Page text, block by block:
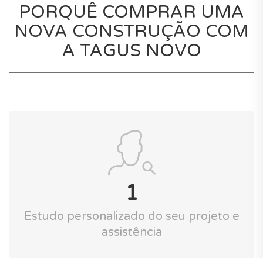
PORQUÊ COMPRAR UMA
NOVA CONSTRUÇÃO COM
A TAGUS NOVO
1
Estudo personalizado do seu projeto e
assistência